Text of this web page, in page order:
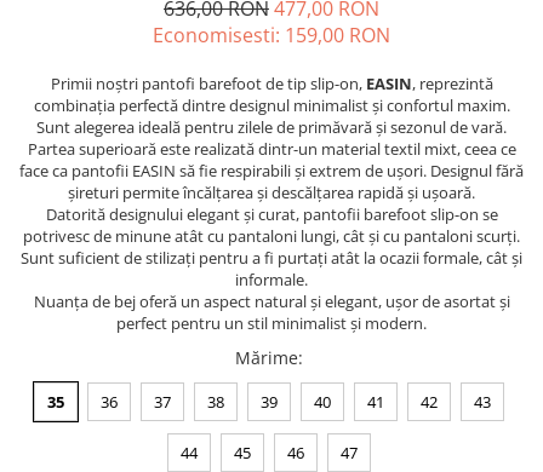
636,00 RON477,00 RON
Economisesti: 159,00 RON
Primii noștri pantofi barefoot de tip slip-on, EASIN, reprezintă
combinația perfectă dintre designul minimalist și confortul maxim.
Sunt alegerea ideală pentru zilele de primăvară și sezonul de vară.
Partea superioară este realizată dintr-un material textil mixt, ceea ce
face ca pantofii EASIN să fie respirabili și extrem de ușori. Designul fără
șireturi permite încălțarea și descălțarea rapidă și ușoară.
Datorită designului elegant și curat, pantofii barefoot slip-on se
potrivesc de minune atât cu pantaloni lungi, cât și cu pantaloni scurți.
Sunt suficient de stilizați pentru a fi purtați atât la ocazii formale, cât și
informale.
Nuanța de bej oferă un aspect natural și elegant, ușor de asortat și
perfect pentru un stil minimalist și modern.
Mărime:
35 36 37 38 39 40 41 42 43
44 45 46 47